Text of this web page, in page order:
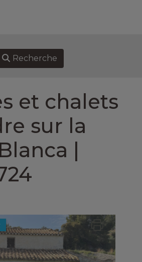
Recherche
et chalets
sur la
|